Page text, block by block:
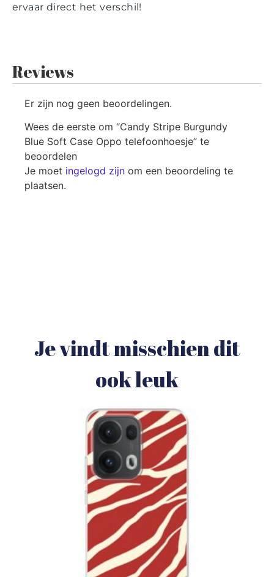
ervaar direct het verschil!
Reviews
Er zijn nog geen beoordelingen.
Wees de eerste om “Candy Stripe Burgundy
Blue Soft Case Oppo telefoonhoesje” te
beoordelen
Je moet ingelogd zijn om een beoordeling te
plaatsen.
Je vindt misschien dit
ook leuk